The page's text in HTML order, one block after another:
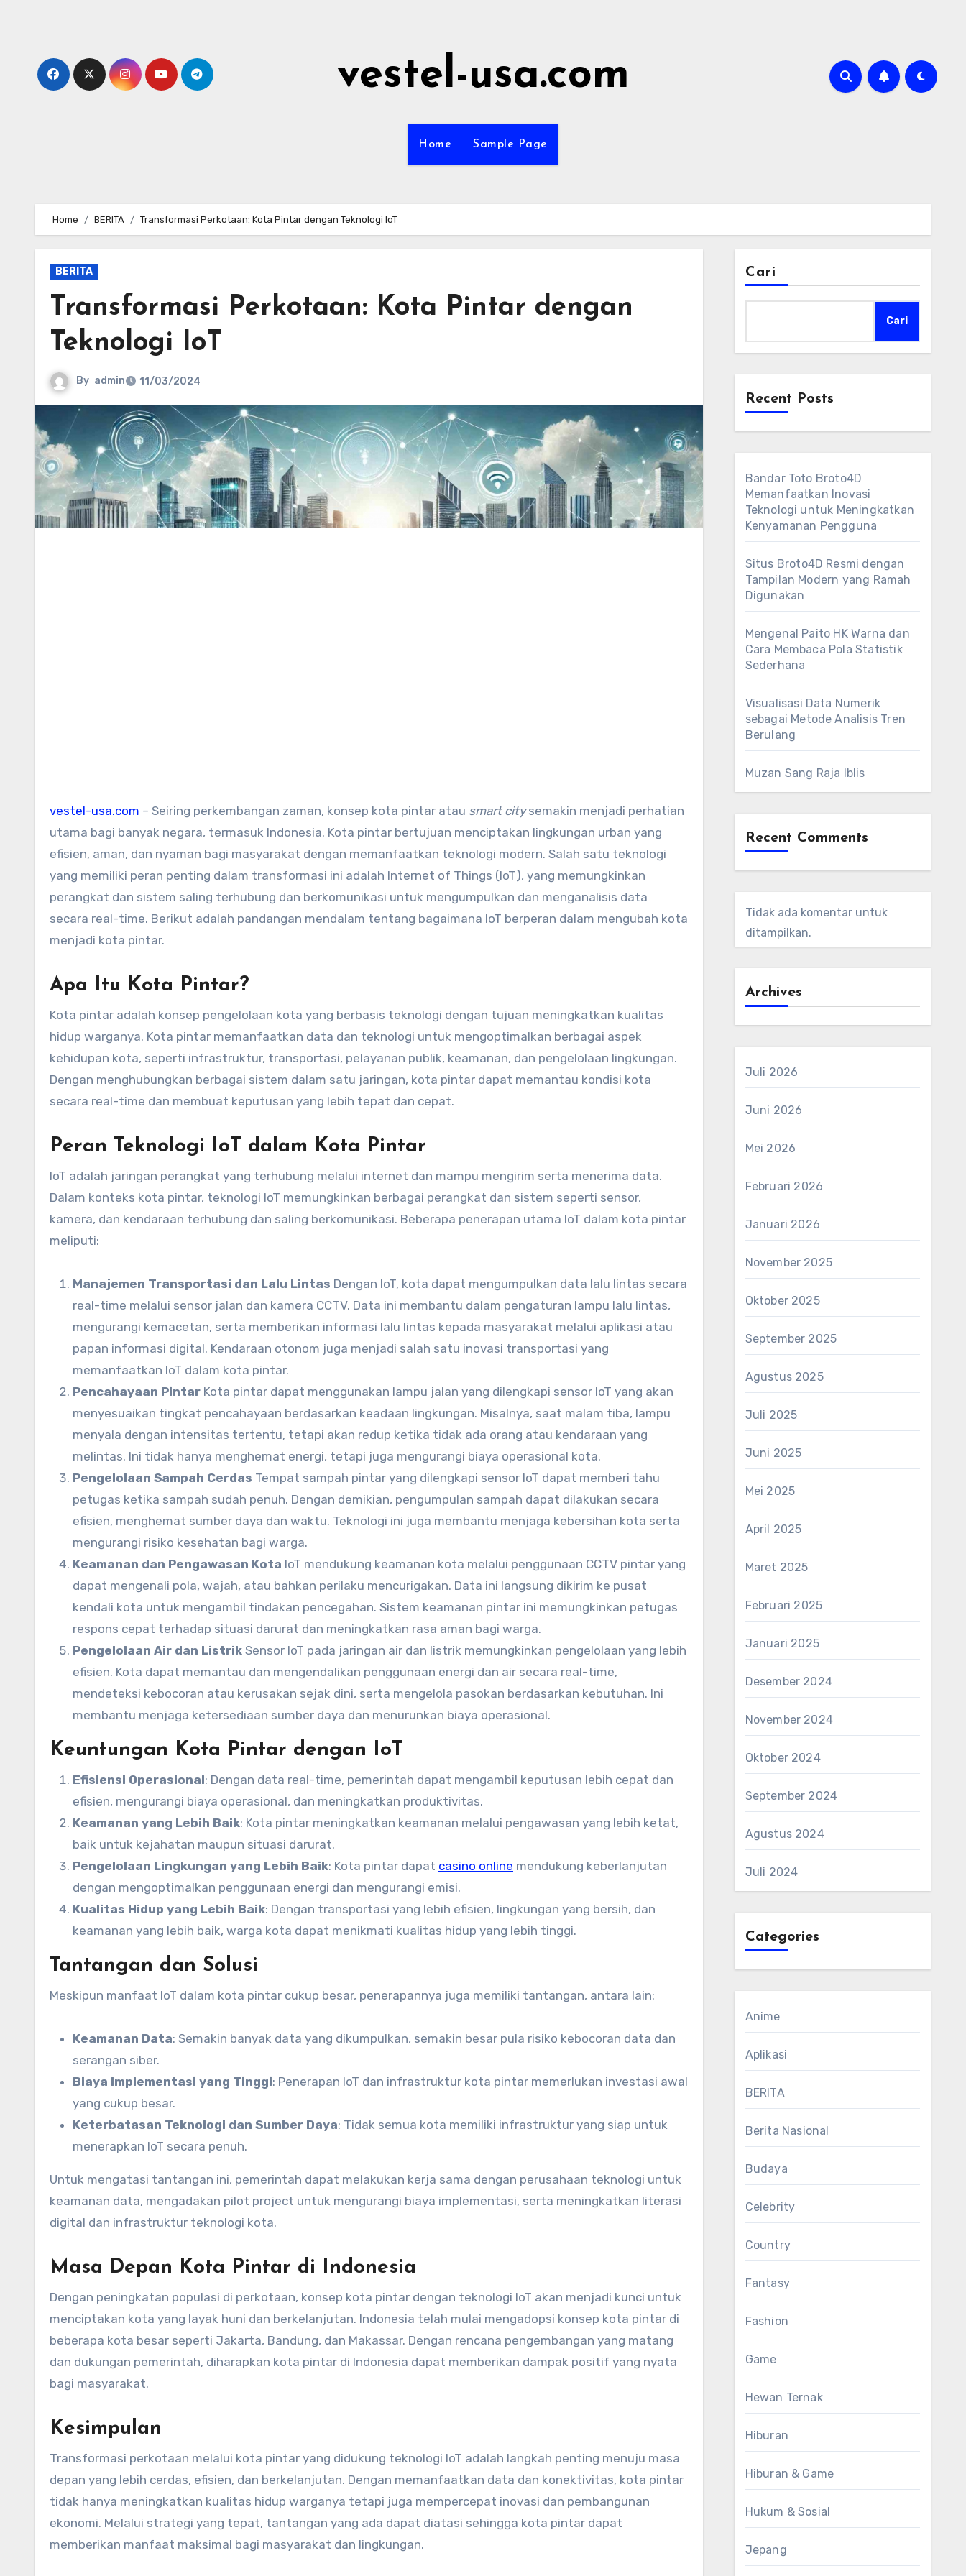
vestel-usa.com
Home Sample Page
Home BERITA Transformasi Perkotaan: Kota Pintar dengan Teknologi IoT
BERITA
Transformasi Perkotaan: Kota Pintar dengan
Teknologi IoT
By admin 11/03/2024
vestel-usa.com – Seiring perkembangan zaman, konsep kota pintar atau smart citysemakin menjadi perhatian
utama bagi banyak negara, termasuk Indonesia. Kota pintar bertujuan menciptakan lingkungan urban yang
efisien, aman, dan nyaman bagi masyarakat dengan memanfaatkan teknologi modern. Salah satu teknologi
yang memiliki peran penting dalam transformasi ini adalah Internet of Things (IoT), yang memungkinkan
perangkat dan sistem saling terhubung dan berkomunikasi untuk mengumpulkan dan menganalisis data
secara real-time. Berikut adalah pandangan mendalam tentang bagaimana IoT berperan dalam mengubah kota
menjadi kota pintar.
Apa Itu Kota Pintar?
Kota pintar adalah konsep pengelolaan kota yang berbasis teknologi dengan tujuan meningkatkan kualitas
hidup warganya. Kota pintar memanfaatkan data dan teknologi untuk mengoptimalkan berbagai aspek
kehidupan kota, seperti infrastruktur, transportasi, pelayanan publik, keamanan, dan pengelolaan lingkungan.
Dengan menghubungkan berbagai sistem dalam satu jaringan, kota pintar dapat memantau kondisi kota
secara real-time dan membuat keputusan yang lebih tepat dan cepat.
Peran Teknologi IoT dalam Kota Pintar
IoT adalah jaringan perangkat yang terhubung melalui internet dan mampu mengirim serta menerima data.
Dalam konteks kota pintar, teknologi IoT memungkinkan berbagai perangkat dan sistem seperti sensor,
kamera, dan kendaraan terhubung dan saling berkomunikasi. Beberapa penerapan utama IoT dalam kota pintar
meliputi:
Manajemen Transportasi dan Lalu Lintas Dengan IoT, kota dapat mengumpulkan data lalu lintas secara
real-time melalui sensor jalan dan kamera CCTV. Data ini membantu dalam pengaturan lampu lalu lintas,
mengurangi kemacetan, serta memberikan informasi lalu lintas kepada masyarakat melalui aplikasi atau
papan informasi digital. Kendaraan otonom juga menjadi salah satu inovasi transportasi yang
memanfaatkan IoT dalam kota pintar.
Pencahayaan Pintar Kota pintar dapat menggunakan lampu jalan yang dilengkapi sensor IoT yang akan
menyesuaikan tingkat pencahayaan berdasarkan keadaan lingkungan. Misalnya, saat malam tiba, lampu
menyala dengan intensitas tertentu, tetapi akan redup ketika tidak ada orang atau kendaraan yang
melintas. Ini tidak hanya menghemat energi, tetapi juga mengurangi biaya operasional kota.
Pengelolaan Sampah Cerdas Tempat sampah pintar yang dilengkapi sensor IoT dapat memberi tahu
petugas ketika sampah sudah penuh. Dengan demikian, pengumpulan sampah dapat dilakukan secara
efisien, menghemat sumber daya dan waktu. Teknologi ini juga membantu menjaga kebersihan kota serta
mengurangi risiko kesehatan bagi warga.
Keamanan dan Pengawasan Kota IoT mendukung keamanan kota melalui penggunaan CCTV pintar yang
dapat mengenali pola, wajah, atau bahkan perilaku mencurigakan. Data ini langsung dikirim ke pusat
kendali kota untuk mengambil tindakan pencegahan. Sistem keamanan pintar ini memungkinkan petugas
respons cepat terhadap situasi darurat dan meningkatkan rasa aman bagi warga.
Pengelolaan Air dan Listrik Sensor IoT pada jaringan air dan listrik memungkinkan pengelolaan yang lebih
efisien. Kota dapat memantau dan mengendalikan penggunaan energi dan air secara real-time,
mendeteksi kebocoran atau kerusakan sejak dini, serta mengelola pasokan berdasarkan kebutuhan. Ini
membantu menjaga ketersediaan sumber daya dan menurunkan biaya operasional.
Keuntungan Kota Pintar dengan IoT
Efisiensi Operasional: Dengan data real-time, pemerintah dapat mengambil keputusan lebih cepat dan
efisien, mengurangi biaya operasional, dan meningkatkan produktivitas.
Keamanan yang Lebih Baik: Kota pintar meningkatkan keamanan melalui pengawasan yang lebih ketat,
baik untuk kejahatan maupun situasi darurat.
Pengelolaan Lingkungan yang Lebih Baik: Kota pintar dapat casino online mendukung keberlanjutan
dengan mengoptimalkan penggunaan energi dan mengurangi emisi.
Kualitas Hidup yang Lebih Baik: Dengan transportasi yang lebih efisien, lingkungan yang bersih, dan
keamanan yang lebih baik, warga kota dapat menikmati kualitas hidup yang lebih tinggi.
Tantangan dan Solusi
Meskipun manfaat IoT dalam kota pintar cukup besar, penerapannya juga memiliki tantangan, antara lain:
Keamanan Data: Semakin banyak data yang dikumpulkan, semakin besar pula risiko kebocoran data dan
serangan siber.
Biaya Implementasi yang Tinggi: Penerapan IoT dan infrastruktur kota pintar memerlukan investasi awal
yang cukup besar.
Keterbatasan Teknologi dan Sumber Daya: Tidak semua kota memiliki infrastruktur yang siap untuk
menerapkan IoT secara penuh.
Untuk mengatasi tantangan ini, pemerintah dapat melakukan kerja sama dengan perusahaan teknologi untuk
keamanan data, mengadakan pilot project untuk mengurangi biaya implementasi, serta meningkatkan literasi
digital dan infrastruktur teknologi kota.
Masa Depan Kota Pintar di Indonesia
Dengan peningkatan populasi di perkotaan, konsep kota pintar dengan teknologi IoT akan menjadi kunci untuk
menciptakan kota yang layak huni dan berkelanjutan. Indonesia telah mulai mengadopsi konsep kota pintar di
beberapa kota besar seperti Jakarta, Bandung, dan Makassar. Dengan rencana pengembangan yang matang
dan dukungan pemerintah, diharapkan kota pintar di Indonesia dapat memberikan dampak positif yang nyata
bagi masyarakat.
Kesimpulan
Transformasi perkotaan melalui kota pintar yang didukung teknologi IoT adalah langkah penting menuju masa
depan yang lebih cerdas, efisien, dan berkelanjutan. Dengan memanfaatkan data dan konektivitas, kota pintar
tidak hanya meningkatkan kualitas hidup warganya tetapi juga mempercepat inovasi dan pembangunan
ekonomi. Melalui strategi yang tepat, tantangan yang ada dapat diatasi sehingga kota pintar dapat
memberikan manfaat maksimal bagi masyarakat dan lingkungan.
Cari
Cari
Recent Posts
Bandar Toto Broto4D
Memanfaatkan Inovasi
Teknologi untuk Meningkatkan
Kenyamanan Pengguna
Situs Broto4D Resmi dengan
Tampilan Modern yang Ramah
Digunakan
Mengenal Paito HK Warna dan
Cara Membaca Pola Statistik
Sederhana
Visualisasi Data Numerik
sebagai Metode Analisis Tren
Berulang
Muzan Sang Raja Iblis
Recent Comments
Tidak ada komentar untuk
ditampilkan.
Archives
Juli 2026
Juni 2026
Mei 2026
Februari 2026
Januari 2026
November 2025
Oktober 2025
September 2025
Agustus 2025
Juli 2025
Juni 2025
Mei 2025
April 2025
Maret 2025
Februari 2025
Januari 2025
Desember 2024
November 2024
Oktober 2024
September 2024
Agustus 2024
Juli 2024
Categories
Anime
Aplikasi
BERITA
Berita Nasional
Budaya
Celebrity
Country
Fantasy
Fashion
Game
Hewan Ternak
Hiburan
Hiburan & Game
Hukum & Sosial
Jepang